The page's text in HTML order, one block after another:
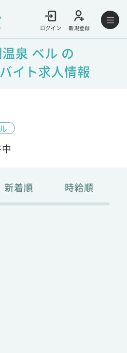
ログイン 新規登録
泉 ベル の
イト求人情報
新着順 時給順